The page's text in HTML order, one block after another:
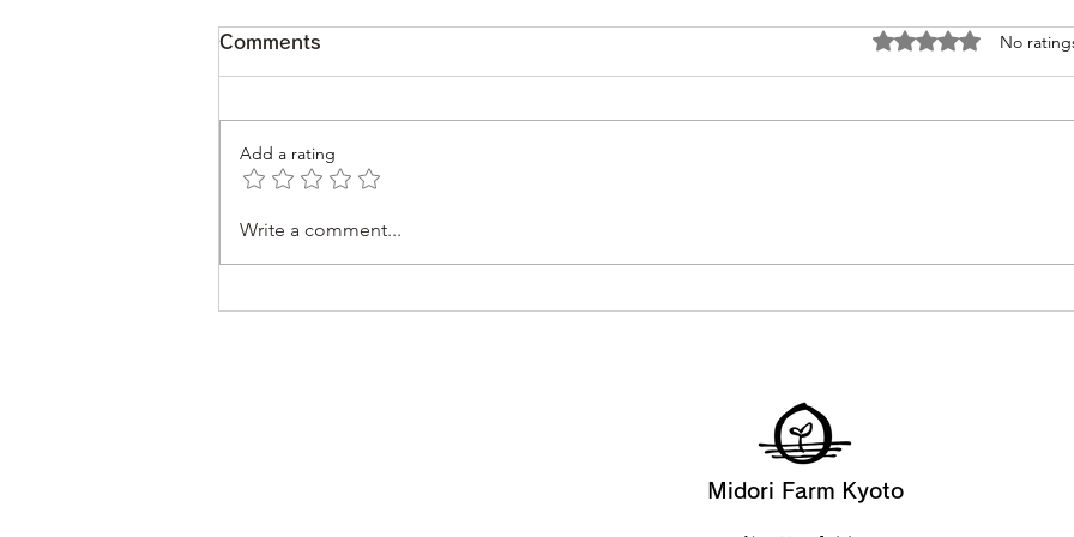
京都で日帰りファームステイ
Comments Rated 0 out of 5
No
Add a rating
Write a comment...
Midori Farm Kyoto